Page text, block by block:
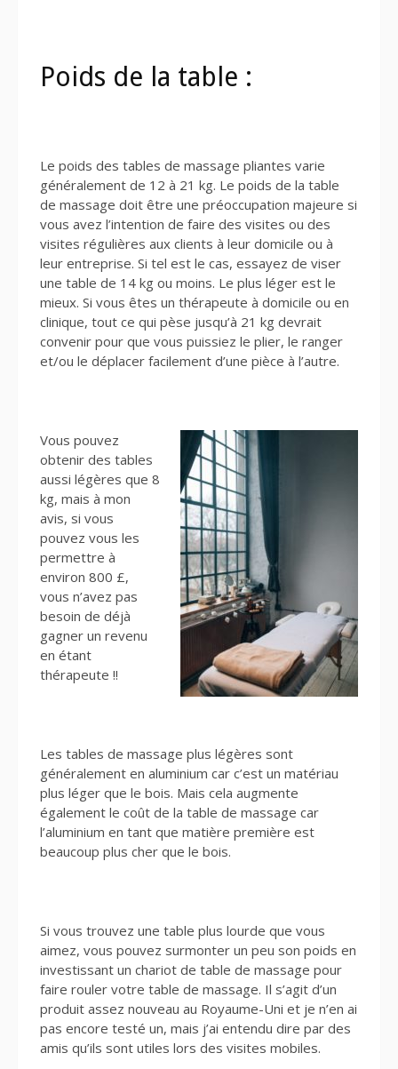
Poids de la table :
Le poids des tables de massage pliantes varie
généralement de 12 à 21 kg. Le poids de la table
de massage doit être une préoccupation majeure si
vous avez l’intention de faire des visites ou des
visites régulières aux clients à leur domicile ou à
leur entreprise. Si tel est le cas, essayez de viser
une table de 14 kg ou moins. Le plus léger est le
mieux. Si vous êtes un thérapeute à domicile ou en
clinique, tout ce qui pèse jusqu’à 21 kg devrait
convenir pour que vous puissiez le plier, le ranger
et/ou le déplacer facilement d’une pièce à l’autre.
Vous pouvez
obtenir des tables
aussi légères que 8
kg, mais à mon
avis, si vous
pouvez vous les
permettre à
environ 800 £,
vous n’avez pas
besoin de déjà
gagner un revenu
en étant
thérapeute !!
Les tables de massage plus légères sont
généralement en aluminium car c’est un matériau
plus léger que le bois. Mais cela augmente
également le coût de la table de massage car
l’aluminium en tant que matière première est
beaucoup plus cher que le bois.
Si vous trouvez une table plus lourde que vous
aimez, vous pouvez surmonter un peu son poids en
investissant un chariot de table de massage pour
faire rouler votre table de massage. Il s’agit d’un
produit assez nouveau au Royaume-Uni et je n’en ai
pas encore testé un, mais j’ai entendu dire par des
amis qu’ils sont utiles lors des visites mobiles.